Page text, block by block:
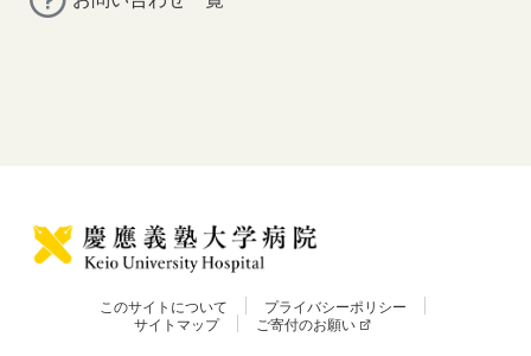
このサイトについて
プライバシーポリシー
サイトマップ
ご寄付のお願い